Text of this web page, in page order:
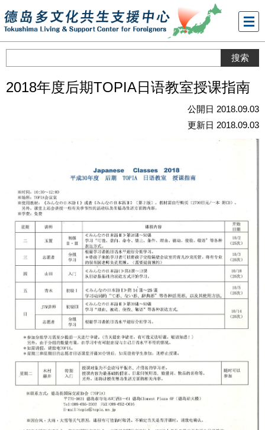
メニ
ュー
2018年度后期TOPIA日语教室授课指南
公開日 2018.09.03
更新日 2018.09.03